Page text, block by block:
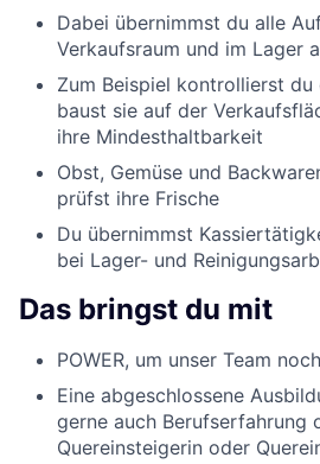
Dabei übernimmst du alle
Verkaufsraum und im Lager
Zum Beispiel kontrollierst du
baust sie auf der
ihre Mindesthaltbarkeit
Obst, Gemüse und
prüfst ihre Frische
Du übernimmst
bei Lager- und
Das bringst du mit
POWER, um unser Team
Eine abgeschlossene
gerne auch Berufserfahrung
Quereinsteigerin oder